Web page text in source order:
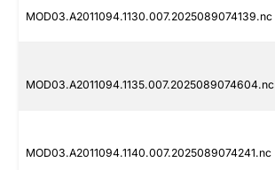
MOD03.A2011094.1130.007.2025089074139.nc
MOD03.A2011094.1135.007.2025089074604.nc
MOD03.A2011094.1140.007.2025089074241.nc